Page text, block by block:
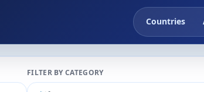
Countries
FILTER BY CATEGORY